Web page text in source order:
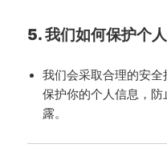
5. 我们如何保护个
我们会采取合理的安
保护你的个人信息，
露。